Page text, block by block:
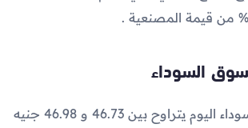
السوداء
بين 46.73 و 46.98 جنيه